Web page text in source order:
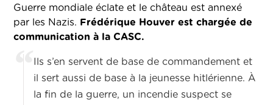
Guerre mondiale éclate et le château est annexé
par les Nazis. Frédérique Houver est chargée de
communication à la CASC.
Ils s’en servent de base de commandement et
il sert aussi de base à la jeunesse hitlérienne. À
la fin de la guerre, un incendie suspect se